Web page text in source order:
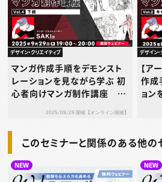
デザイン・クリエイティブ
マンガ作成手順をデモンスト
レーションを見ながら学ぶ 初
心者向けマンガ制作講座 V
2025/09/29 開催【オンライン開催】
デザイン・
【ア
作成
ョン
ャ
このセミナーと関係のある他の
NEW NEW